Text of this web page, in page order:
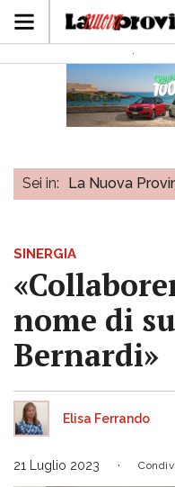
Sei in: La Nuova
SINERGIA
nome di
Bernardi»
Elisa Ferrando
21 Luglio 2023